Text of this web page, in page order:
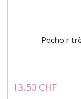
Pochoir
13.50 CHF